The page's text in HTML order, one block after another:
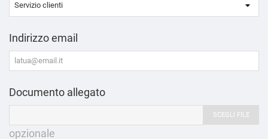
Indirizzo email
Documento allegato
SCEGLI FILE
opzionale